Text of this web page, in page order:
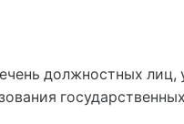
должностных лиц,